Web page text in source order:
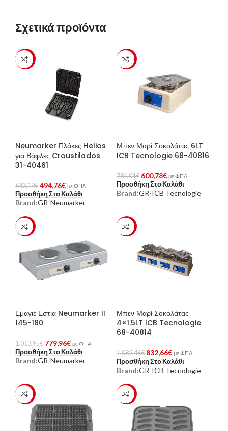
Σχετικά προϊόντα
-23%
Neumarker Πλάκες Helios
για Βάφλες Croustilados
31-40461
643,19€ 494,76€ με ΦΠΑ
Προσθήκη Στο Καλάθι
Brand:GR-Neumarker
-23%
Μπεν Μαρί Σοκολάτας 6LT
ICB Tecnologie 68-40816
781,01€ 600,78€ με ΦΠΑ
Προσθήκη Στο Καλάθι
Brand:GR-ICB Tecnologie
-23%
Εμαγιέ Εστία Neumarker ΙΙ
145-180
1.013,95€ 779,96€ με ΦΠΑ
Προσθήκη Στο Καλάθι
Brand:GR-Neumarker
-23%
Μπεν Μαρί Σοκολάτας
4×1.5LT ICB Tecnologie
68-40814
1.082,46€ 832,66€ με ΦΠΑ
Προσθήκη Στο Καλάθι
Brand:GR-ICB Tecnologie
-23% -23%